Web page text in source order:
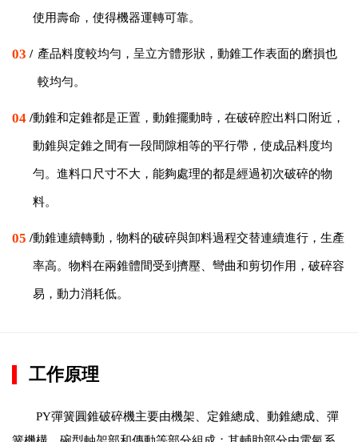
使用壽命，使得機器運轉可靠。
03 / 產品料度較均勻，呈立方體形狀，動錐工作表面的磨損也
較均勻。
04 /動錐和定錐都是正置，動錐擺動時，在破碎腔出料口附近，
動錐與定錐之間有一段間隙相等的平行帶，使成品料度均
勻。進料口尺寸不大，能夠處理的都是經過初次破碎的物
料。
05 /動錐連續轉動，物料的破碎與卸料過程交替連續進行，生產
率高。物料在兩錐體間受到擠壓、彎曲和剪切作用，破碎容
易，動力消耗低。
工作原理
PY彈簧圓錐破碎機主要由機架、定錐總成、動錐總成、彈